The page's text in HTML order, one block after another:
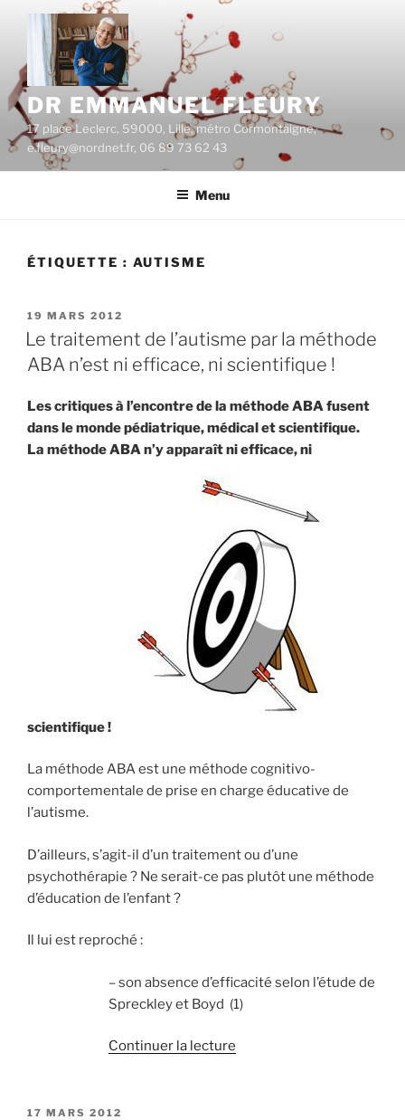
Aller
contenu
principal
DR EMMANUEL FLEURY
17 place Leclerc, 59000, Lille, métro Cormontaigne,
e.fleury@nordnet.fr, 06 89 73 62 43
Menu
ÉTIQUETTE : AUTISME
PUBLIÉ
LE
19 MARS 2012
Le traitement de l’autisme par la méthode
ABA n’est ni efficace, ni scientifique !
Les critiques à l’encontre de la méthode ABA fusent
dans le monde pédiatrique, médical et scientifique.
La méthode ABA n’y apparaît ni efficace, ni
scientifique !
La méthode ABA est une méthode cognitivo-
comportementale de prise en charge éducative de
l’autisme.
D’ailleurs, s’agit-il d’un traitement ou d’une
psychothérapie ? Ne serait-ce pas plutôt une méthode
d’éducation de l’enfant ?
Il lui est reproché :
– son absence d’efficacité selon l’étude de
Spreckley et Boyd (1)
Continuer la lecture
PUBLIÉ
17 MARS 2012